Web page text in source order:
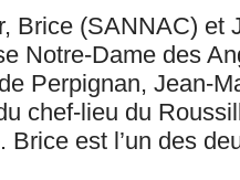
(SANNAC) et
Notre-Dame des
Perpignan, Jean-
chef-lieu du
Brice est l’un des